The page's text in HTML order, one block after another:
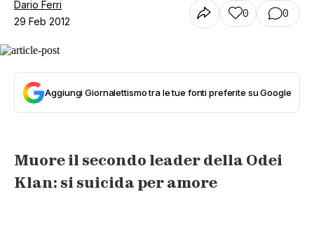
Chi siamo
Contatti
Dario Ferri
29 Feb 2012
0 0
Aggiungi Giornalettismo tra le tue fonti preferite su Google
Muore il secondo leader della Odei
Klan: si suicida per amore